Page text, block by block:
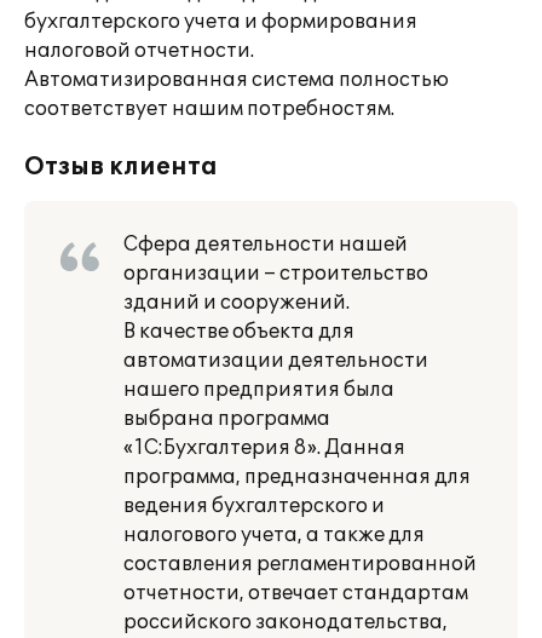
бухгалтерского учета и формирования
налоговой отчетности.
Автоматизированная система полностью
соответствует нашим потребностям.
Отзыв клиента
Сфера деятельности нашей
организации – строительство
зданий и сооружений.
В качестве объекта для
автоматизации деятельности
нашего предприятия была
выбрана программа
«1C:Бухгалтерия 8». Данная
программа, предназначенная для
ведения бухгалтерского и
налогового учета, а также для
составления регламентированной
отчетности, отвечает стандартам
российского законодательства,